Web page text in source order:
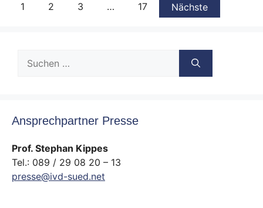
1 2 3 … 17 Nächste
nach:
Ansprechpartner Presse
Prof. Stephan Kippes
Tel.: 089 / 29 08 20 – 13
presse@ivd-sued.net